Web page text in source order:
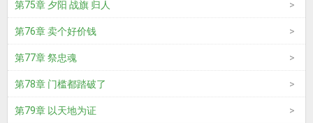
第75章 夕阳 战旗 归人
第76章 卖个好价钱
第77章 祭忠魂
第78章 门槛都踏破了
第79章 以天地为证